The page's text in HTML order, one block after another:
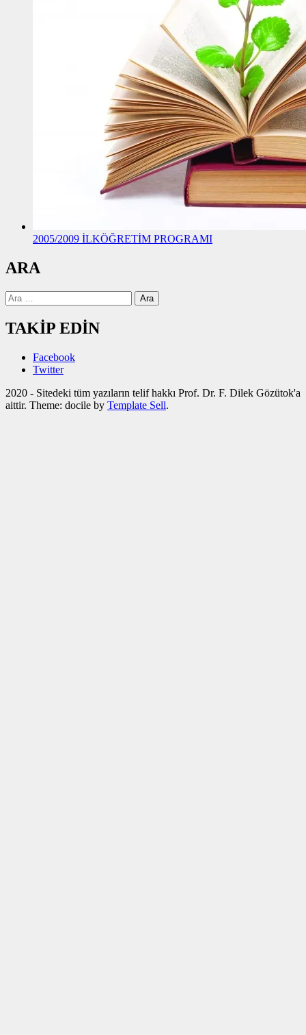
2005/2009 İLKÖĞRETİM PROGRAMI
ARA
Arama:
TAKİP EDİN
Facebook
Twitter
2020 - Sitedeki tüm yazıların telif hakkı Prof. Dr. F. Dilek Gözütok'a
aittir. Theme: docile by Template Sell.